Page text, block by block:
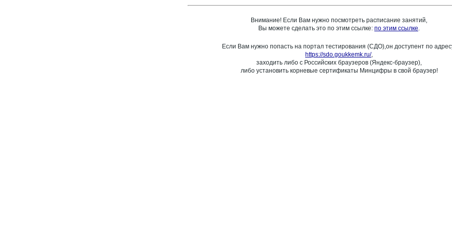
Внимание! Если Вам нужно посмотреть расписание занятий,
Вы можете сделать это по этим ссылке: по этим ссылке
Если Вам нужно попасть на портал тестирования (СДО),он доступент по
https://sdo.goukkemk.ru/,
заходить либо с Российских браузеров (Яндекс-браузер),
либо установить корневые сертификаты Минцифры в свой браузер!